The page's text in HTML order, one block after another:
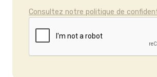
Consultez notre politique de